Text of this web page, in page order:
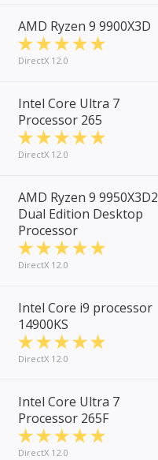
AMD Ryzen 9 9900X3D
DirectX 12.0
Intel Core Ultra 7
Processor 265
DirectX 12.0
AMD Ryzen 9 9950X3D2
Dual Edition Desktop
Processor
DirectX 12.0
Intel Core i9 processor
14900KS
DirectX 12.0
Intel Core Ultra 7
Processor 265F
DirectX 12.0